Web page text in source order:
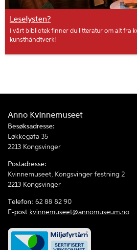
Leselysten?
I vårt bibliotek finner du litteratur om alt fra
kunsthåndtverk!
Anno Kvinnemuseet
Besøksadresse:
Løkkegata 35
2213 Kongsvinger
Postadresse:
Kvinnemuseet, Kongsvinger festning 2
2213 Kongsvinger
Telefon: 62 88 82 90
E-post kvinnemuseet@annomuseum.no